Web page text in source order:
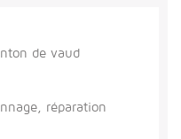
de vaud
réparation